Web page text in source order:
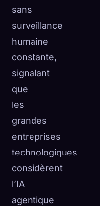
sans
surveillance
humaine
constante,
signalant
que
les
grandes
entreprises
technologiques
considèrent
l’IA
agentique